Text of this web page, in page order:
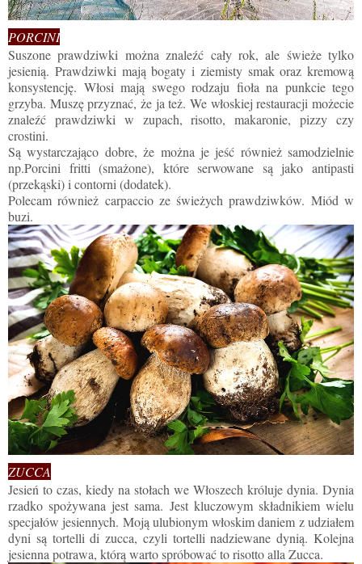
PORCINI
Suszone prawdziwki można znaleźć cały rok, ale świeże tylko
jesienią. Prawdziwki mają bogaty i ziemisty smak oraz kremową
konsystencję. Włosi mają swego rodzaju fioła na punkcie tego
grzyba. Muszę przyznać, że ja też. We włoskiej restauracji możecie
znaleźć prawdziwki w zupach, risotto, makaronie, pizzy czy
crostini.
Są wystarczająco dobre, że można je jeść również samodzielnie
np.Porcini fritti (smażone), które serwowane są jako antipasti
(przekąski) i contorni (dodatek).
Polecam również carpaccio ze świeżych prawdziwków. Miód w
buzi.
ZUCCA
Jesień to czas, kiedy na stołach we Włoszech króluje dynia. Dynia
rzadko spożywana jest sama. Jest kluczowym składnikiem wielu
specjałów jesiennych. Moją ulubionym włoskim daniem z udziałem
dyni są tortelli di zucca, czyli tortelli nadziewane dynią. Kolejna
jesienna potrawa, którą warto spróbować to risotto alla Zucca.